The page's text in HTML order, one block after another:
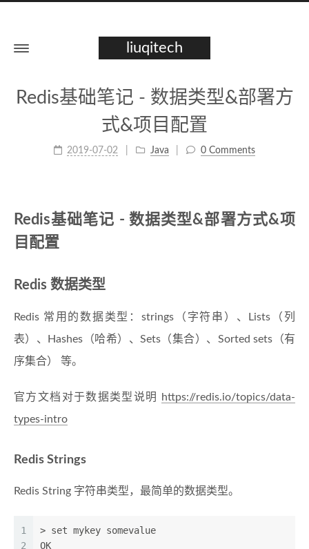
liuqitech
Redis基础笔记 - 数据类型&部署方
式&项目配置
2019-07-02 Java 0 Comments
Redis基础笔记 - 数据类型&部署方式&项
目配置
Redis 数据类型
Redis 常用的数据类型：strings（字符串）、Lists（列
表）、Hashes（哈希）、Sets（集合）、Sorted sets（有
序集合） 等。
官方文档对于数据类型说明
https://redis.io/topics/data-
types-intro
Redis Strings
Redis String 字符串类型，最简单的数据类型。
1
2
> set mykey somevalue
OK